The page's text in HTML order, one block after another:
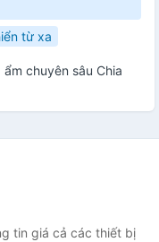
từ xa
chuyên sâu Chia
tin giá cả các thiết bị